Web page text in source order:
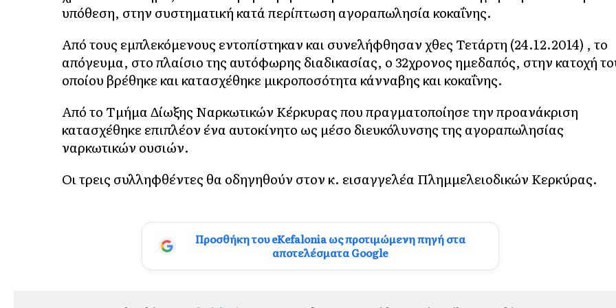
υπόθεση, στην συστηματική κατά περίπτωση αγοραπωλησία κοκαΐνης.
Από τους εμπλεκόμενους εντοπίστηκαν και συνελήφθησαν χθες Τετάρτη (24.12.2014) , το
απόγευμα, στο πλαίσιο της αυτόφωρης διαδικασίας, ο 32χρονος ημεδαπός, στην κατοχή
οποίου βρέθηκε και κατασχέθηκε μικροποσότητα κάνναβης και κοκαΐνης.
Από το Τμήμα Δίωξης Ναρκωτικών Κέρκυρας που πραγματοποίησε την προανάκριση
κατασχέθηκε επιπλέον ένα αυτοκίνητο ως μέσο διευκόλυνσης της αγοραπωλησίας
ναρκωτικών ουσιών.
Οι τρεις συλληφθέντες θα οδηγηθούν στον κ. εισαγγελέα Πλημμελειοδικών Κερκύρας.
Προσθήκη του eKefalonia ως προτιμώμενη πηγή στα
αποτελέσματα Google